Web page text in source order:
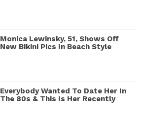
Monica Lewinsky, 51, Shows Off
New Bikini Pics In Beach Style
Everybody Wanted To Date Her In
The 80s & This Is Her Recently